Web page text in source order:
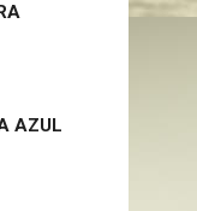
AZUL